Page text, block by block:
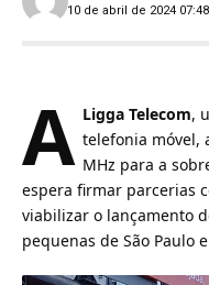
10 de abril de 2024 07:48
A Ligga Telecom,
telefonia móvel,
MHz para a
espera firmar parcerias
viabilizar o lançamento
pequenas de São Paulo